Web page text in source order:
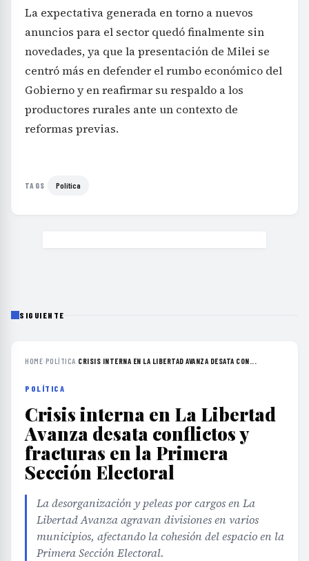
La expectativa generada en torno a nuevos
anuncios para el sector quedó finalmente sin
novedades, ya que la presentación de Milei se
centró más en defender el rumbo económico del
Gobierno y en reafirmar su respaldo a los
productores rurales ante un contexto de
reformas previas.
TAGS Política
SIGUIENTE
HOME›POLÍTICA›CRISIS INTERNA EN LA LIBERTAD AVANZA DESATA CON...
POLÍTICA
Crisis interna en La Libertad
Avanza desata conflictos y
fracturas en la Primera
Sección Electoral
La desorganización y peleas por cargos en La
Libertad Avanza agravan divisiones en varios
municipios, afectando la cohesión del espacio en la
Primera Sección Electoral.